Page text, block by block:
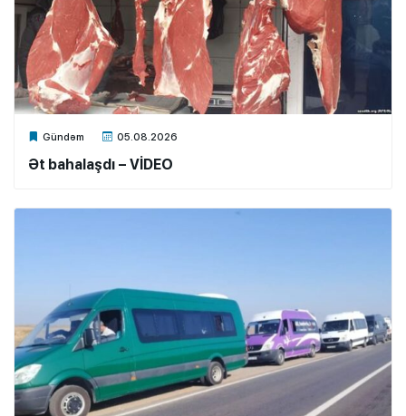
Gündəm 05.08.2026
Xalq.Online
Ət bahalaşdı – VİDEO